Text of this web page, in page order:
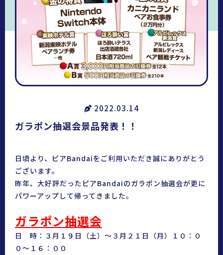
2022.03.14
ガラポン抽選会景品発表！！
日頃より、ピアBandaiをご利用いただき誠にありがとう
ございます。
昨年、大好評だったピアBandaiのガラポン抽選会が更に
パワーアップして帰ってきました。
ガラポン抽選会
日 時：３月１９日（土）〜３月２１日（月）１０：０
０〜１６：００